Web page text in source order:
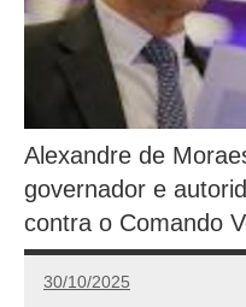
Alexandre de
governador e
contra o Comando
30/10/2025
Redação